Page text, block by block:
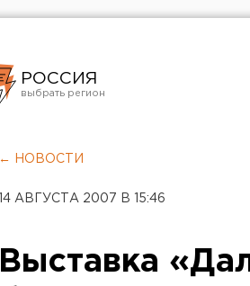
РОССИЯ
Челябинск
← НОВОСТИ
14 АВГУСТА 2007 В 15:46
Выставка